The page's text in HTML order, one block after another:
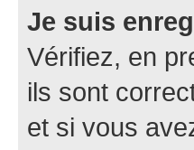
Je suis
Vérifiez, en
ils sont
et si vous